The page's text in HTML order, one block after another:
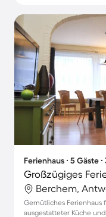
Ferienhaus ∙ 5 Gäste
Großzügiges
Berchem,
Gemütliches Ferienhaus
ausgestatteter Küche